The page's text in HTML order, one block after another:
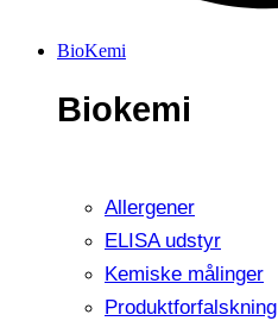
BioKemi
Biokemi
Allergener
ELISA udstyr
Kemiske målinger
Produktforfalskning